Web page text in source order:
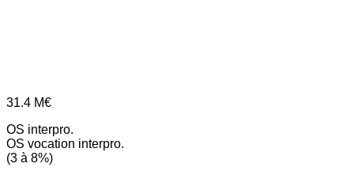
31.4 M€
OS interpro.
OS vocation interpro.
(3 à 8%)